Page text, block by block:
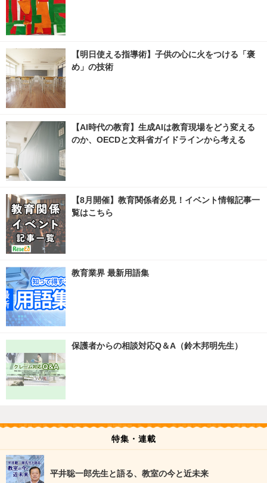
【明日使える指導術】子供の心に火をつける「褒
め」の技術
【AI時代の教育】生成AIは教育現場をどう変える
のか、OECDと文科省ガイドラインから考える
【8月開催】教育関係者必見！イベント情報記事一
覧はこちら
教育業界 最新用語集
保護者からの相談対応Q＆A（鈴木邦明先生）
特集・連載
平井聡一郎先生と語る、教室の今と近未来